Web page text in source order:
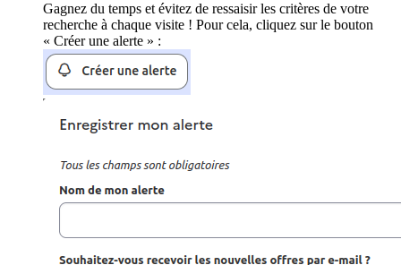
Gagnez du temps et évitez de ressaisir les critères de votre
recherche à chaque visite ! Pour cela, cliquez sur le bouton
« Créer une alerte » :